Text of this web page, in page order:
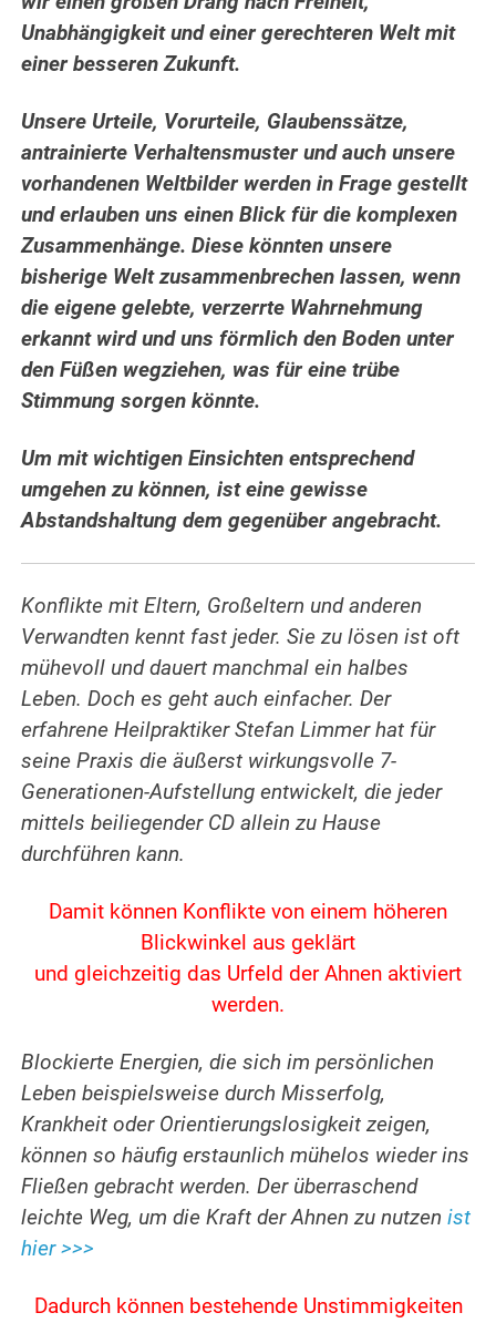
Unabhängigkeit und einer gerechteren Welt mit
einer besseren Zukunft.
Unsere Urteile, Vorurteile, Glaubenssätze,
antrainierte Verhaltensmuster und auch unsere
vorhandenen Weltbilder werden in Frage gestellt
und erlauben uns einen Blick für die komplexen
Zusammenhänge. Diese könnten unsere
bisherige Welt zusammenbrechen lassen, wenn
die eigene gelebte, verzerrte Wahrnehmung
erkannt wird und uns förmlich den Boden unter
den Füßen wegziehen, was für eine trübe
Stimmung sorgen könnte.
Um mit wichtigen Einsichten entsprechend
umgehen zu können, ist eine gewisse
Abstandshaltung dem gegenüber angebracht.
Konflikte mit Eltern, Großeltern und anderen
Verwandten kennt fast jeder. Sie zu lösen ist oft
mühevoll und dauert manchmal ein halbes
Leben. Doch es geht auch einfacher. Der
erfahreneHeilpraktiker Stefan Limmer hat für
seine Praxis die äußerst wirkungsvolle 7-
Generationen-Aufstellung entwickelt, die jeder
mittels beiliegender CD allein zu Hause
durchführen kann.
Damit können Konflikte von einem höheren
Blickwinkel aus geklärt
und gleichzeitig das Urfeld der Ahnen aktiviert
werden.
Blockierte Energien, die sich im persönlichen
Leben beispielsweise durch Misserfolg,
Krankheit oder Orientierungslosigkeit zeigen,
können so häufig erstaunlich mühelos wieder ins
Fließen gebracht werden. Der überraschend
leichte Weg, um die Kraft der Ahnen zu nutzenist
hier >>>
Dadurch können bestehende Unstimmigkeiten